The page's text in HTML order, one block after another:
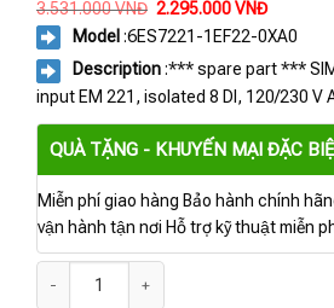
3.531.000VNĐ Giá
là:
3.531.000 VNĐ.
2.295.000VNĐGiá
tại
Model :6ES7221-1EF22-0XA0
Description:*** spare part ***
input EM 221, isolated 8 DI, 120/230 V
QUÀ TẶNG - KHUYẾN MẠI ĐẶC
Miễn phí giao hàng Bảo hành chính
vận hành tận nơi Hỗ trợ kỹ thuật miễn